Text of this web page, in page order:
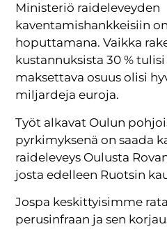
Ministeriö raideleveyden
kaventamishankkeisiin
hoputtamana. Vaikka
kustannuksista 30 %
maksettava osuus olisi
miljardeja euroja.
Työt alkavat Oulun
pyrkimyksenä on saada
raideleveys Oulusta
josta edelleen Ruotsin
Jospa keskittyisimme
perusinfraan ja sen